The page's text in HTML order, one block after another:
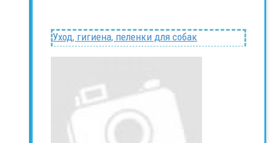
Уход, гигиена, пеленки для собак